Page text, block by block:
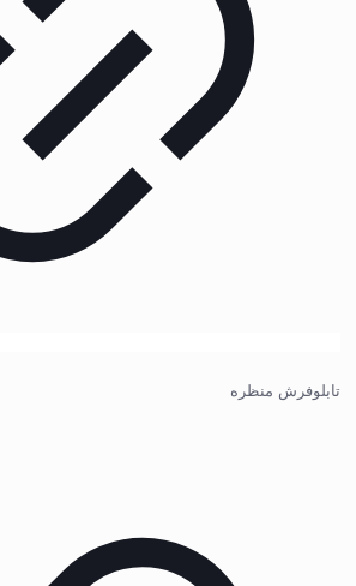
تابلوفرش منظره